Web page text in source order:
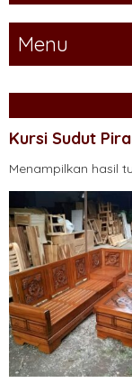
Menu
Kursi Sudut
Menampilkan hasil